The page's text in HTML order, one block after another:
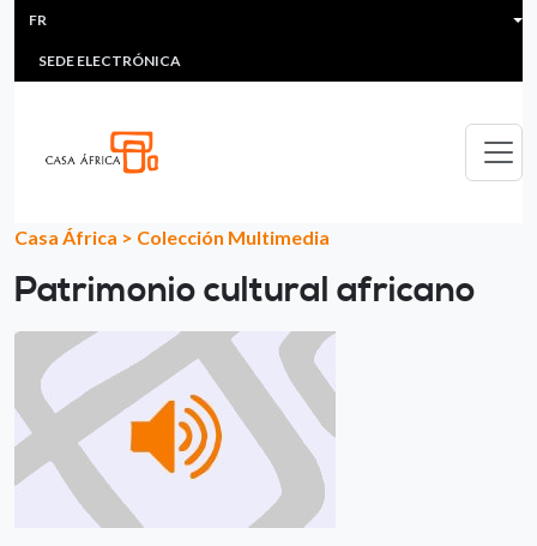
Aller au contenu principal
HEADER MENU
MULTIMEDIA
SEDE ELECTRÓNICA
FR
Casa África > Colección Multimedia
Patrimonio cultural africano